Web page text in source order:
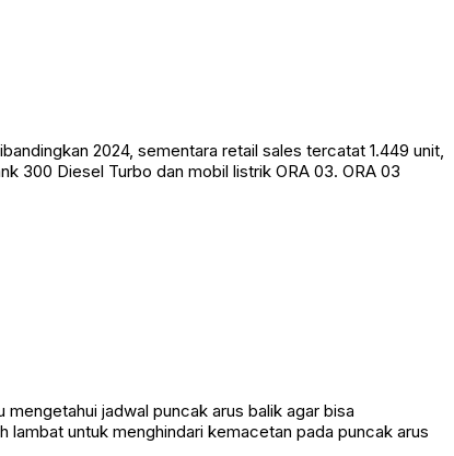
2024, sementara retail sales tercatat 1.449 unit,
300 Diesel Turbo dan mobil listrik ORA 03. ORA 03
jadwal puncak arus balik agar bisa
lambat untuk menghindari kemacetan pada puncak arus